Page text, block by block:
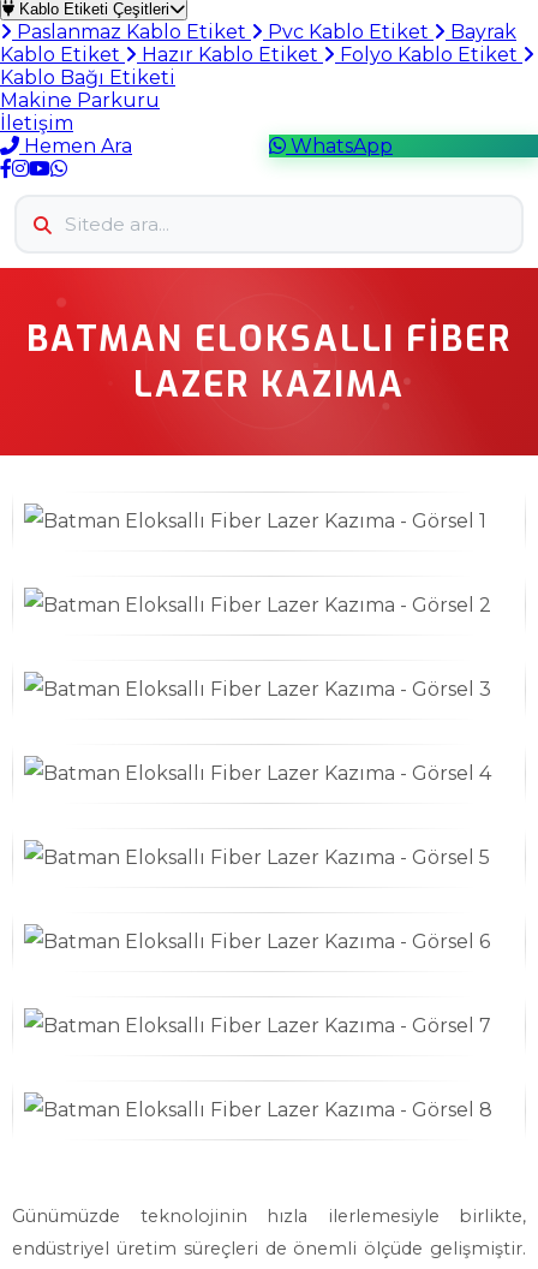
Kablo Etiketi Çeşitleri
Paslanmaz Kablo Etiket Pvc Kablo Etiket
Bayrak
Kablo Etiket
Hazır Kablo Etiket
Folyo Kablo Etiket
Kablo Bağı Etiketi
Makine Parkuru
İletişim
Hemen Ara
WhatsApp
BATMAN ELOKSALLI FIBER
LAZER KAZIMA
Günümüzde teknolojinin hızla ilerlemesiyle birlikte,
endüstriyel üretim süreçleri de önemli ölçüde gelişmiştir.